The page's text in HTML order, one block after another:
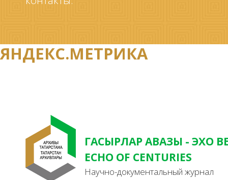
ЯНДЕКС.МЕТРИКА
ГАСЫРЛАР АВАЗЫ - ЭХО
ECHO OF CENTURIES
Научно-документальный журнал